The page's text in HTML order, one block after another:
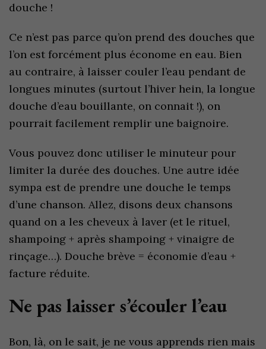
douche !
Ce n’est pas parce qu’on prend des douches que
l’on est forcément plus économe en eau. Bien
au contraire, à laisser couler l’eau pendant de
longues minutes (surtout l’hiver hein, la longue
douche d’eau bouillante, on connait !), on
pourrait facilement remplir une baignoire.
Vous pouvez donc utiliser le minuteur pour
limiter la durée des douches. Une autre idée
sympa est de prendre une douche le temps
d’une chanson. Allez, disons deux chansons
quand on a les cheveux à laver (et le rituel,
shampoing + après shampoing + vinaigre de
rinçage…). Douche brève = économie d’eau +
facture réduite.
Ne pas laisser s’écouler l’eau
Bon, là, on le sait, je ne vous apprends rien mais